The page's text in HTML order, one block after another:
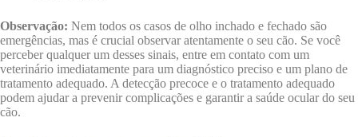
Observação: Nem todos os casos de olho inchado e fechado são
emergências, mas é crucial observar atentamente o seu cão. Se você
perceber qualquer um desses sinais, entre em contato com um
veterinário imediatamente para um diagnóstico preciso e um plano de
tratamento adequado. A detecção precoce e o tratamento adequado
podem ajudar a prevenir complicações e garantir a saúde ocular do seu
cão.